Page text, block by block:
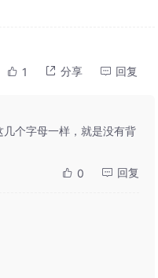
1 分享 回复
个字母一样，就是没有背
0 回复